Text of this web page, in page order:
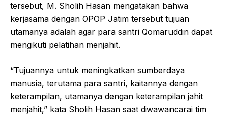
tersebut, M. Sholih Hasan mengatakan bahwa
kerjasama dengan OPOP Jatim tersebut tujuan
utamanya adalah agar para santri Qomaruddin dapat
mengikuti pelatihan menjahit.
“Tujuannya untuk meningkatkan sumberdaya
manusia, terutama para santri, kaitannya dengan
keterampilan, utamanya dengan keterampilan jahit
menjahit,” kata Sholih Hasan saat diwawancarai tim